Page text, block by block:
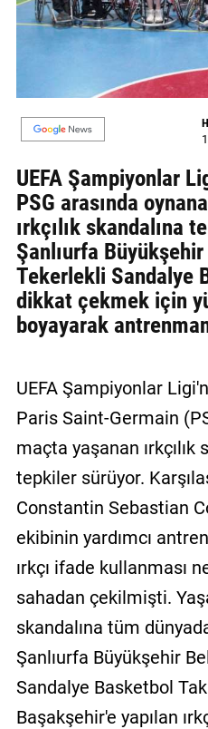
GALERİ
YAZARLAR
BİZE
Künye
İletişim
Gizlilik
Sözleşmesi
Kullanıcı
UEFA Şampiyonlar
PSG arasında
ırkçılık skandalına
Şanlıurfa
Tekerlekli Sandalye
dikkat çekmek için
boyayarak
UEFA Şampiyonlar
Paris Saint-Germain
maçta yaşanan ırkçılık
tepkiler sürüyor.
Constantin Sebastian
ekibinin yardımcı
ırkçı ifade kullanması
sahadan çekilmişti.
skandalına tüm
Şanlıurfa Büyükşehir
Sandalye Basketbol
Başakşehir'e yapılan